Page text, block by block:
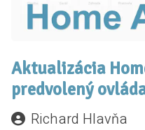
Aktualizácia
predvolený
Richard Hlavňa